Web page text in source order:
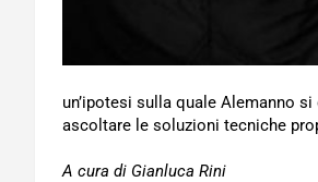
un’ipotesi sulla quale Alemanno
ascoltare le soluzioni tecniche
A cura di Gianluca Rini